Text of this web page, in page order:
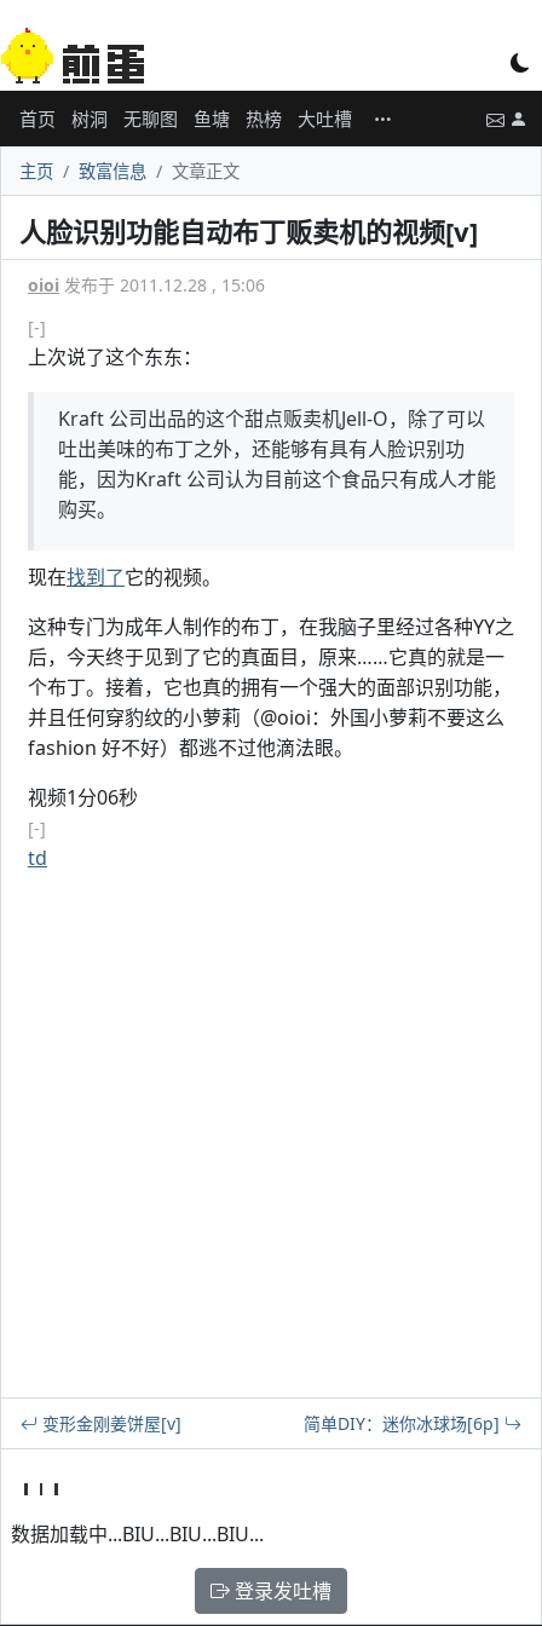
首页 树洞 无聊图 鱼塘 热榜 大吐槽
主页 致富信息 文章正文
人脸识别功能自动布丁贩卖机的视频[v]
oioi 发布于 2011.12.28 , 15:06
[-]
上次说了这个东东：
Kraft 公司出品的这个甜点贩卖机Jell-O，除了可以
吐出美味的布丁之外，还能够有具有人脸识别功
能，因为Kraft 公司认为目前这个食品只有成人才能
购买。
现在找到了它的视频。
这种专门为成年人制作的布丁，在我脑子里经过各种YY之
后，今天终于见到了它的真面目，原来……它真的就是一
个布丁。接着，它也真的拥有一个强大的面部识别功能，
并且任何穿豹纹的小萝莉（@oioi：外国小萝莉不要这么
fashion 好不好）都逃不过他滴法眼。
视频1分06秒
[-]
td
变形金刚姜饼屋[v] 简单DIY：迷你冰球场[6p]
数据加载中...BIU...BIU...BIU...
登录发吐槽